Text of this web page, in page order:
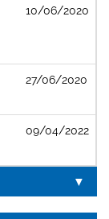
10/06/2020
27/06/2020
09/04/2022